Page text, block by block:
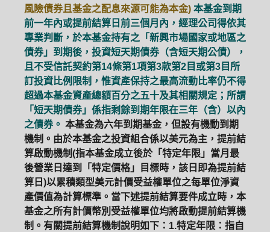
風險債券且基金之配息來源可能為本金) 本基金到期
前一年內或提前結算日前三個月內，經理公司得依其
專業判斷，於本基金持有之「新興市場國家或地區之
債券」到期後，投資短天期債券（含短天期公債），
且不受信託契約第14條第1項第3款第2目或第3目所
訂投資比例限制，惟資產保持之最高流動比率仍不得
超過本基金資產總額百分之五十及其相關規定；所謂
「短天期債券」係指剩餘到期年限在三年（含）以內
之債券。 本基金為六年到期基金，但設有機動到期
機制。由於本基金之投資組合係以美元為主，提前結
算啟動機制(指本基金成立後於「特定年限」當月最
後營業日達到「特定價格」目標時，該日即為提前結
算日)以累積類型美元計價受益權單位之每單位淨資
產價值為計算標準。當下述提前結算要件成立時，本
基金之所有計價幣別受益權單位均將啟動提前結算機
制。有關提前結算機制說明如下：1.特定年限：指自